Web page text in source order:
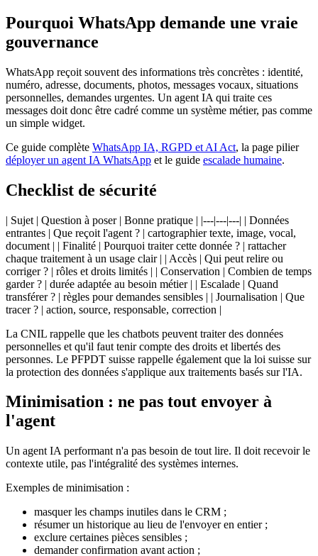
Pourquoi WhatsApp demande une vraie
gouvernance
WhatsApp reçoit souvent des informations très concrètes : identité,
numéro, adresse, documents, photos, messages vocaux, situations
personnelles, demandes urgentes. Un agent IA qui traite ces
messages doit donc être cadré comme un système métier, pas comme
un simple widget.
Ce guide complète WhatsApp IA, RGPD et AI Act, la page pilier
déployer un agent IA WhatsApp et le guide escalade humaine.
Checklist de sécurité
| Sujet | Question à poser | Bonne pratique | |---|---|---| | Données
entrantes | Que reçoit l'agent ? | cartographier texte, image, vocal,
document | | Finalité | Pourquoi traiter cette donnée ? | rattacher
chaque traitement à un usage clair | | Accès | Qui peut relire ou
corriger ? | rôles et droits limités | | Conservation | Combien de temps
garder ? | durée adaptée au besoin métier | | Escalade | Quand
transférer ? | règles pour demandes sensibles | | Journalisation | Que
tracer ? | action, source, responsable, correction |
La CNIL rappelle que les chatbots peuvent traiter des données
personnelles et qu'il faut tenir compte des droits et libertés des
personnes. Le PFPDT suisse rappelle également que la loi suisse sur
la protection des données s'applique aux traitements basés sur l'IA.
Minimisation : ne pas tout envoyer à
l'agent
Un agent IA performant n'a pas besoin de tout lire. Il doit recevoir le
contexte utile, pas l'intégralité des systèmes internes.
Exemples de minimisation :
masquer les champs inutiles dans le CRM ;
résumer un historique au lieu de l'envoyer en entier ;
exclure certaines pièces sensibles ;
demander confirmation avant action ;